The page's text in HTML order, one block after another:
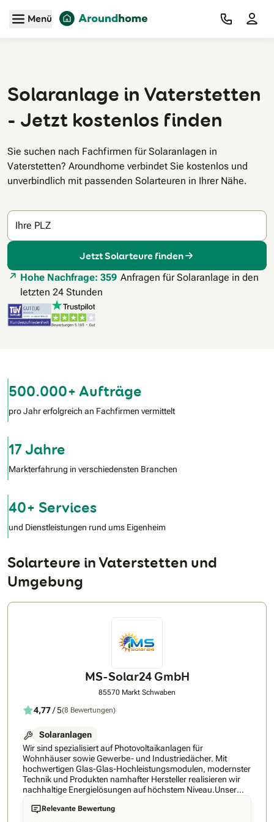
Zum Hauptinhalt
Menü
Solaranlage in Vaterstetten
- Jetzt kostenlos finden
Sie suchen nach Fachfirmen für Solaranlagen in
Vaterstetten? Aroundhome verbindet Sie kostenlos und
unverbindlich mit passenden Solarteuren in Ihrer Nähe.
Ihre PLZ
Jetzt Solarteure finden
Hohe Nachfrage: 359 Anfragen für Solaranlage in den
letzten 24 Stunden
500.000+ Aufträge
pro Jahr erfolgreich an Fachfirmen vermittelt
17 Jahre
Markterfahrung in verschiedensten Branchen
40+ Services
und Dienstleistungen rund ums Eigenheim
Solarteure in Vaterstetten und
Umgebung
MS-Solar24 GmbH
85570 Markt Schwaben
4,77/ 5(8 Bewertungen)
Solaranlagen
Wir sind spezialisiert auf Photovoltaikanlagen für
Wohnhäuser sowie Gewerbe- und Industriedächer. Mit
hochwertigen Glas-Glas-Hochleistungsmodulen, modernster
Technik und Produkten namhafter Hersteller realisieren wir
nachhaltige Energielösungen auf höchstem Niveau.Unser
Leistungsspektrum umfasst Photovoltaikanlagen,
Batteriespeicher, Klimaanlagen, Wärmepumpen – von der
Relevante Bewertung